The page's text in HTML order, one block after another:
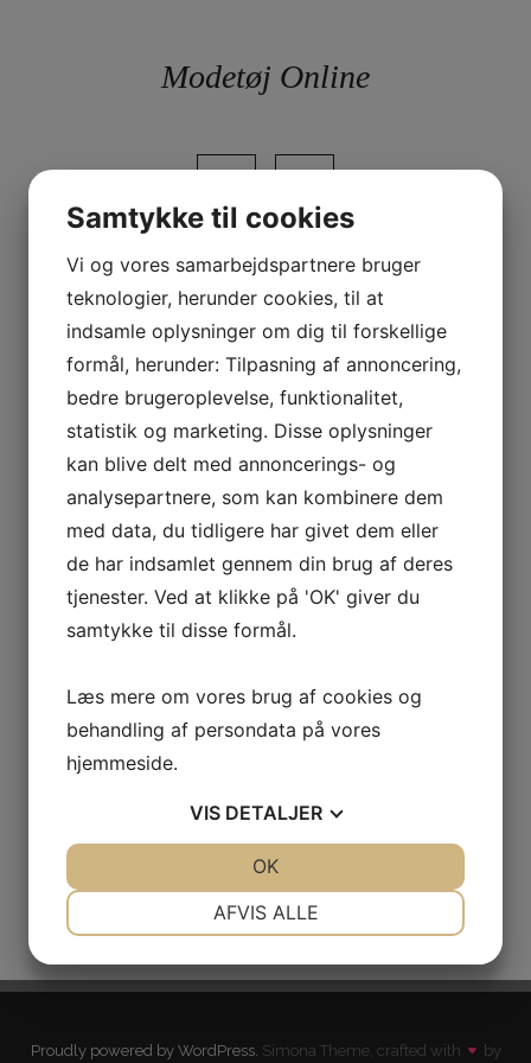
Modetøj Online
Måned:maj 2026
Låsesmed i Hvidovre – din lokale ekspert i
sikkerhed og akut hjælp
maj 11, 2026byMartin Thomsen
Proudly powered by WordPress. Simona Theme, crafted with by
Samtykke til cookies
Vi og vores samarbejdspartnere bruger
teknologier, herunder cookies, til at
indsamle oplysninger om dig til forskellige
formål, herunder: Tilpasning af annoncering,
bedre brugeroplevelse, funktionalitet,
statistik og marketing. Disse oplysninger
kan blive delt med annoncerings- og
analysepartnere, som kan kombinere dem
med data, du tidligere har givet dem eller
de har indsamlet gennem din brug af deres
tjenester. Ved at klikke på 'OK' giver du
samtykke til disse formål.
Læs mere om vores brug af cookies og
behandling af persondata på vores
hjemmeside.
VIS DETALJER
MARKETING STATISTIK
AFVIS ALLE
OK